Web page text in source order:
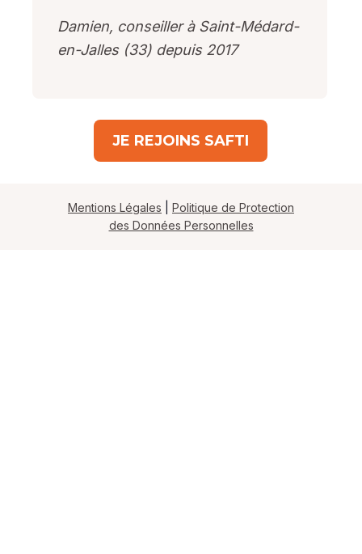
Mentions Légales
Politique de Protection
des Données Personnelles
Damien, conseiller à Saint-Médard-
en-Jalles (33) depuis 2017
JE REJOINS SAFTI